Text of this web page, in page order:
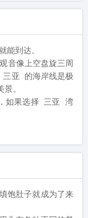
到达。
音像上空盘旋三周
亚 的海岸线是极
。
如果选择 三亚 湾
饱肚子就成为了来